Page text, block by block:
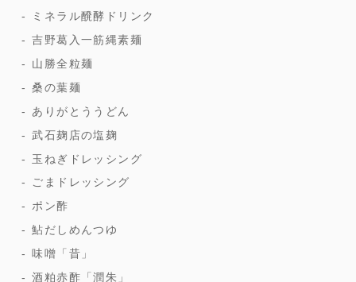
ミネラル醗酵ドリンク
吉野葛入一筋縄素麺
山勝全粒麺
桑の葉麺
ありがとううどん
武石麹店の塩麹
玉ねぎドレッシング
ごまドレッシング
ポン酢
鮎だしめんつゆ
味噌「昔」
酒粕赤酢「潤朱」